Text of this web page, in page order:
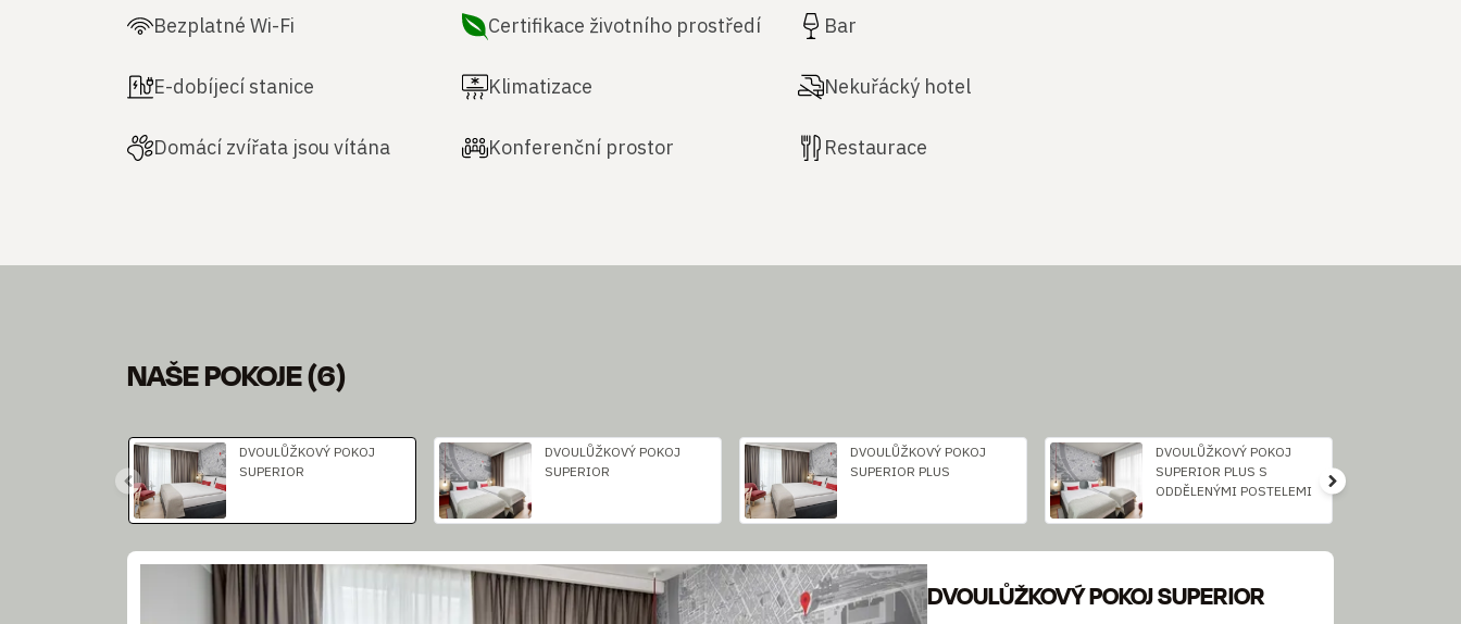
Bezplatné Wi-Fi Certifikace životního prostředí Bar
E-dobíjecí stanice Klimatizace Nekuřácký hotel
Domácí zvířata jsou vítána Konferenční prostor Restaurace
NAŠE POKOJE(6)
Sklíčko 1 z 3
DVOULŮŽKOVÝ POKOJ
SUPERIOR
DVOULŮŽKOVÝ POKOJ
SUPERIOR
DVOULŮŽKOVÝ POKOJ
SUPERIOR PLUS
DVOULŮŽKOVÝ POKOJ
SUPERIOR PLUS S
ODDĚLENÝMI POSTELEMI
Sklíčko 1 z 5
DVOULŮŽKOVÝ POKOJ SUPERIOR